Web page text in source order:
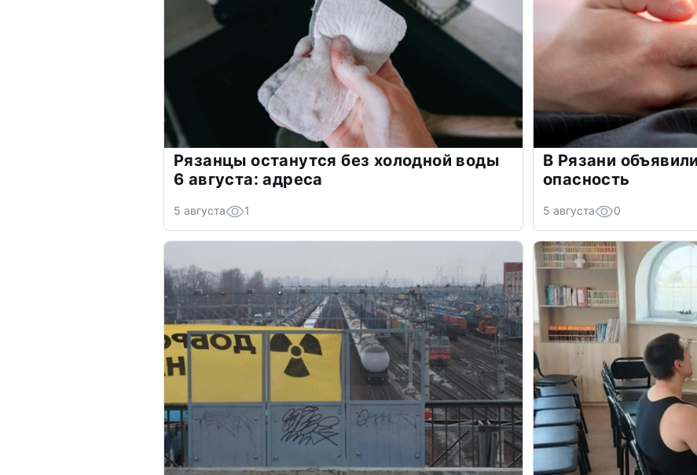
Рязанцы останутся без холодной воды
6 августа: адреса
5 августа 1
В Рязани
опасность
5 августа 0